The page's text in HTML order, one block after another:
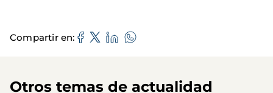
Compartir en
Otros temas de actualidad